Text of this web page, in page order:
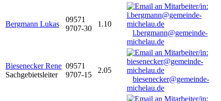
Bergmann Lukas
09571
9707-30
1.10
l.bergmann@gemeinde-
michelau.de
Biesenecker Rene
Sachgebietsleiter
09571
9707-15
2.05
biesenecker@gemeinde-
michelau.de